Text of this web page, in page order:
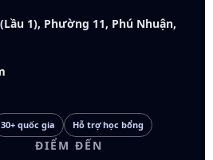
1), Phường 11, Phú Nhuận,
30+ quốc gia Hỗ trợ học bổng
ĐIỂM ĐẾN